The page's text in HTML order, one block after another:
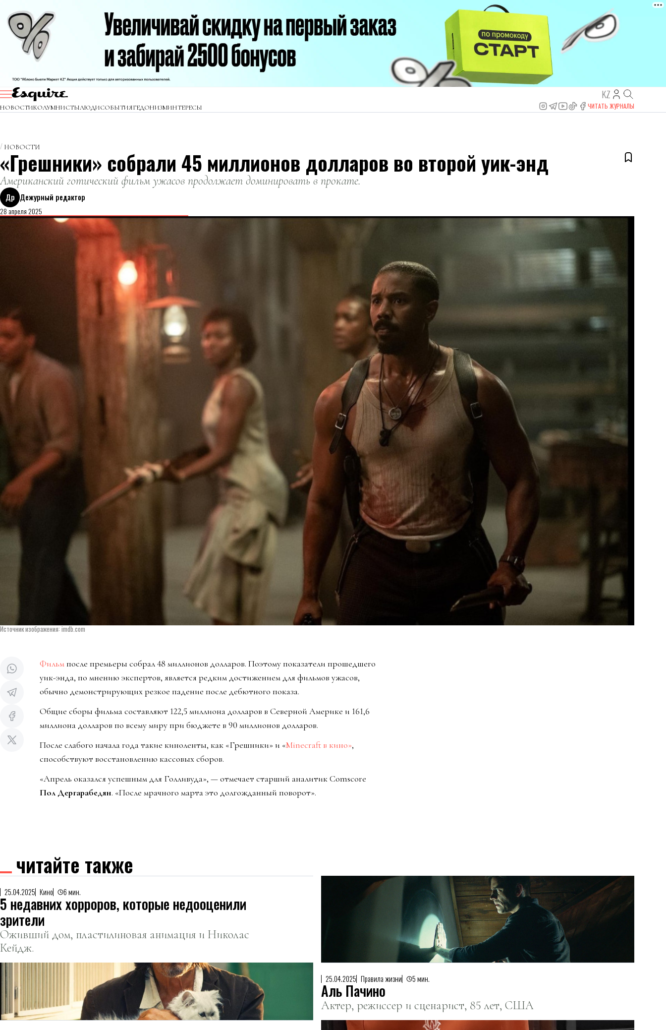
KZ
НОВОСТИКОЛУМНИСТЫЛЮДИСОБЫТИЯГЕДОНИЗМИНТЕРЕСЫ ЧИТАТЬ ЖУРНАЛЫ
НОВОСТИ
«Грешники» собрали 45 миллионов долларов во второй уик-энд
Американский готический фильм ужасов продолжает доминировать в прокате.
Др Дежурный редактор
28 апреля 2025
Источник изображения: imdb.com
Фильм после премьеры собрал 48 миллионов долларов. Поэтому показатели прошедшего
уик-энда, по мнению экспертов, является редким достижением для фильмов ужасов,
обычно демонстрирующих резкое падение после дебютного показа.
Общие сборы фильма составляют 122,5 миллиона долларов в Северной Америке и 161,6
миллиона долларов по всему миру при бюджете в 90 миллионов долларов.
После слабого начала года такие киноленты, как «Грешники» и «Minecraft в кино»,
способствуют восстановлению кассовых сборов.
«Апрель оказался успешным для Голливуда», — отмечает старший аналитик Comscore
Пол Дергарабедян. «После мрачного марта это долгожданный поворот».
читайте также
25.04.2025 Кино 6 мин.
5 недавних хорроров, которые недооценили
зрители
Оживший дом, пластилиновая анимация и Николас
Кейдж.
25.04.2025 Правила жизни 5 мин.
Аль Пачино
Актер, режиссер и сценарист, 85 лет, США